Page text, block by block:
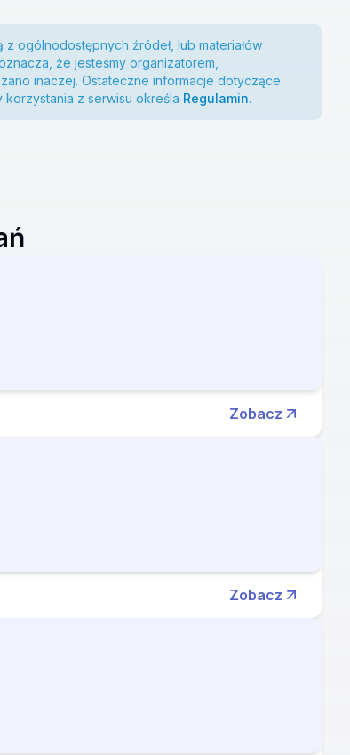
ogólnodostępnych źródeł, lub materiałów
że jesteśmy organizatorem,
inaczej. Ostateczne informacje dotyczące
z serwisu określa Regulamin.
Zobacz
Zobacz